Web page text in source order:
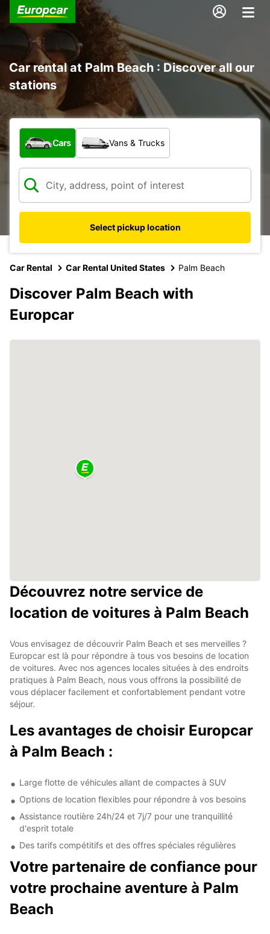
Car rental at Palm Beach : Discover all our
stations
What type of vehicle?
Cars Vans & Trucks
Select pickup location
Car Rental Car Rental United States Palm Beach
Discover Palm Beach with
Europcar
Découvrez notre service de
location de voitures à Palm Beach
Vous envisagez de découvrir Palm Beach et ses merveilles ?
Europcar est là pour répondre à tous vos besoins de location
de voitures. Avec nos agences locales situées à des endroits
pratiques à Palm Beach, nous vous offrons la possibilité de
vous déplacer facilement et confortablement pendant votre
séjour.
Les avantages de choisir Europcar
à Palm Beach :
Large flotte de véhicules allant de compactes à SUV
Options de location flexibles pour répondre à vos besoins
Assistance routière 24h/24 et 7j/7 pour une tranquillité
d'esprit totale
Des tarifs compétitifs et des offres spéciales régulières
Votre partenaire de confiance pour
votre prochaine aventure à Palm
Beach